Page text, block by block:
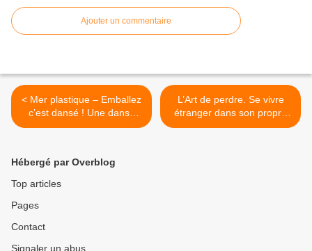
Ajouter un commentaire
< Mer plastique – Emballez
c’est dansé ! Une danse
dénonciatoire qui ne laisse
L’Art de perdre. Se vivre
étranger dans son propre
pays. >
Hébergé par Overblog
Top articles
Pages
Contact
Signaler un abus